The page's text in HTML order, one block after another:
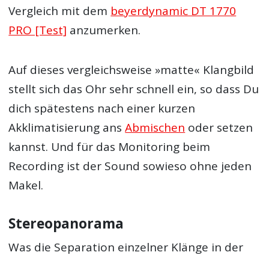
Vergleich mit dem beyerdynamic DT 1770
PRO [Test] anzumerken.
Auf dieses vergleichsweise »matte« Klangbild
stellt sich das Ohr sehr schnell ein, so dass Du
dich spätestens nach einer kurzen
Akklimatisierung ansAbmischen oder setzen
kannst. Und für das Monitoring beim
Recording ist der Sound sowieso ohne jeden
Makel.
Stereopanorama
Was die Separation einzelner Klänge in der